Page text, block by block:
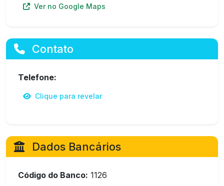
Ver no Google Maps
Contato
Telefone:
Clique para revelar
Dados Bancários
Código do Banco: 1126